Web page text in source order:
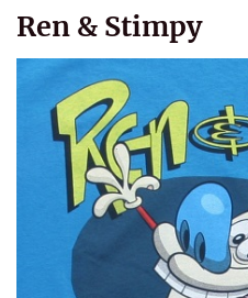
Ren & Stimpy